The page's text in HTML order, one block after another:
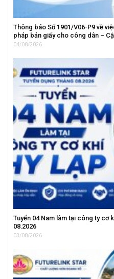
Thông báo Số 1901/V06-P9 về
pháp bản giấy cho công dân –
04/08/2026
Tuyển 04 Nam làm tại công ty cơ
08.2026
03/08/2026